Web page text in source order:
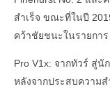
สำเร็จ ขณะที่ในปี
คว้าชัยชนะในรายการ
Pro V1x: จากทัวร์ สู่นั
หลังจากประสบความส